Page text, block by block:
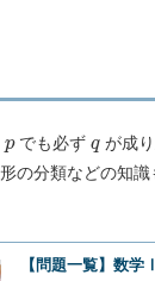
でも必ず
が成
の分類などの知
【問題一覧】数